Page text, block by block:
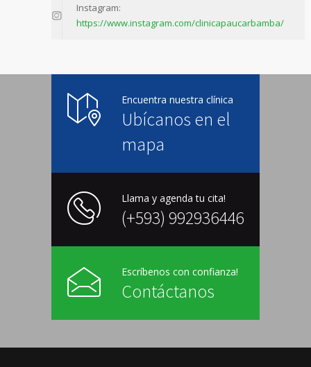
Instagram:
https://www.instagram.com/clinicapaucarbamba/
Encuentra nuestra clínica
Ubícanos en el
mapa
Llama y agenda tu cita!
(+593) 992936446
Escríbenos con confianza!
Contáctanos